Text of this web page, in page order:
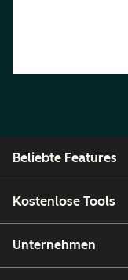
Beliebte Features
Kostenlose Tools
Unternehmen